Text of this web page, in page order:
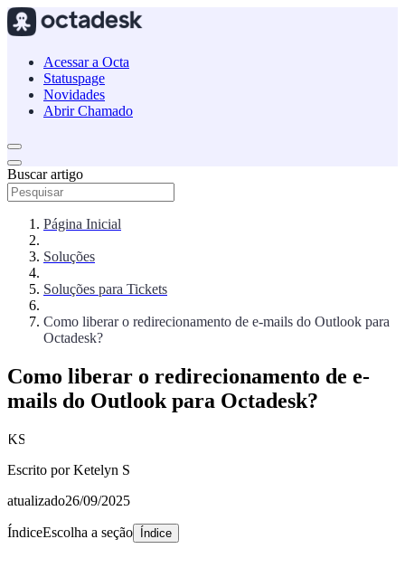
Acessar a Octa
Statuspage
Novidades
Abrir Chamado
Buscar artigo
Página Inicial
Soluções
Soluções para Tickets
Como liberar o redirecionamento de e-mails do Outlook para
Octadesk?
Como liberar o redirecionamento de e-
mails do Outlook para Octadesk?
KS
Escrito porKetelyn S
atualizado26/09/2025
ÍndiceEscolha a seção Índice